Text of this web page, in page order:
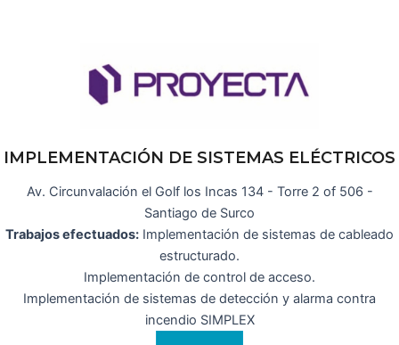
IMPLEMENTACIÓN DE SISTEMAS ELÉCTRICOS
Av. Circunvalación el Golf los Incas 134 - Torre 2 of 506 -
Santiago de Surco
Trabajos efectuados: Implementación de sistemas de cableado
estructurado.
Implementación de control de acceso.
Implementación de sistemas de detección y alarma contra
incendio SIMPLEX